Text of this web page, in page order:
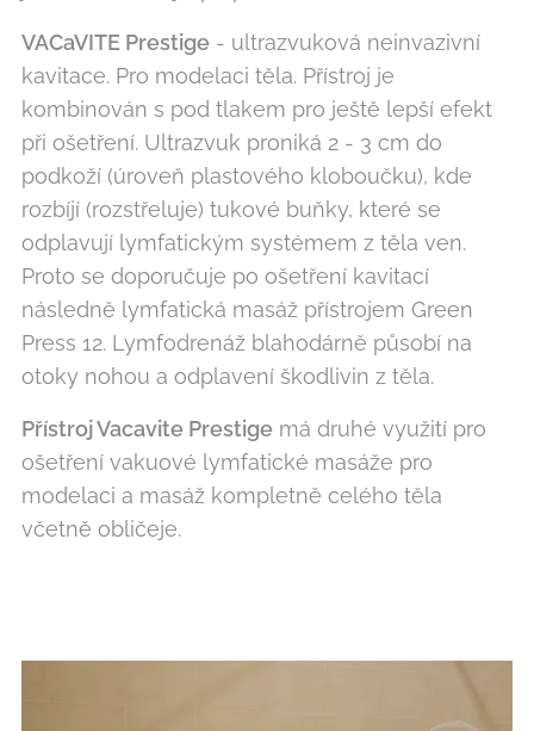
VACaVITE Prestige - ultrazvuková neinvazivní
kavitace. Pro modelaci těla. Přístroj je
kombinován s pod tlakem pro ještě lepší efekt
při ošetření. Ultrazvuk proniká 2 - 3 cm do
podkoží (úroveň plastového kloboučku), kde
rozbíjí (rozstřeluje) tukové buňky, které se
odplavují lymfatickým systémem z těla ven.
Proto se doporučuje po ošetření kavitací
následně lymfatická masáž přístrojem Green
Press 12. Lymfodrenáž blahodárně působí na
otoky nohou a odplavení škodlivin z těla.
Přístroj Vacavite Prestige má druhé využití pro
ošetření vakuové lymfatické masáže pro
modelaci a masáž kompletně celého těla
včetně obličeje.